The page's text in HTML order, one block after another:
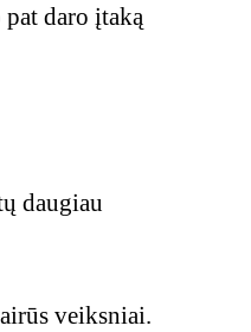
daro įtaką
daugiau
veiksniai.